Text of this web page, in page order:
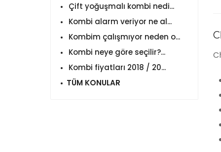
Çift yoğuşmalı kombi nedi...
Kombi alarm veriyor ne al...
Kombim çalışmıyor neden o...
Kombi neye göre seçilir?...
Kombi fiyatları 2018 / 20...
TÜM KONULAR